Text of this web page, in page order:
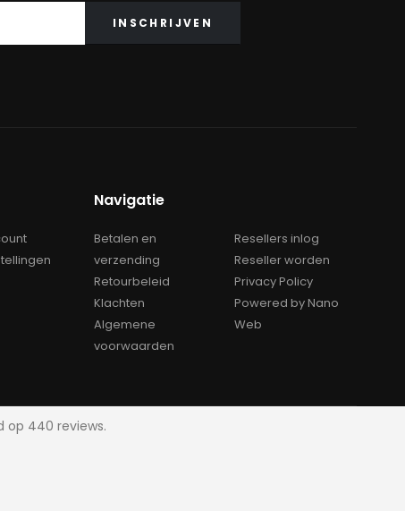
Navigatie
Betalen en
verzending
Retourbeleid
Klachten
Algemene
voorwaarden
Resellers inlog
Reseller worden
Privacy Policy
Powered by Nano
Web
op 440 reviews.